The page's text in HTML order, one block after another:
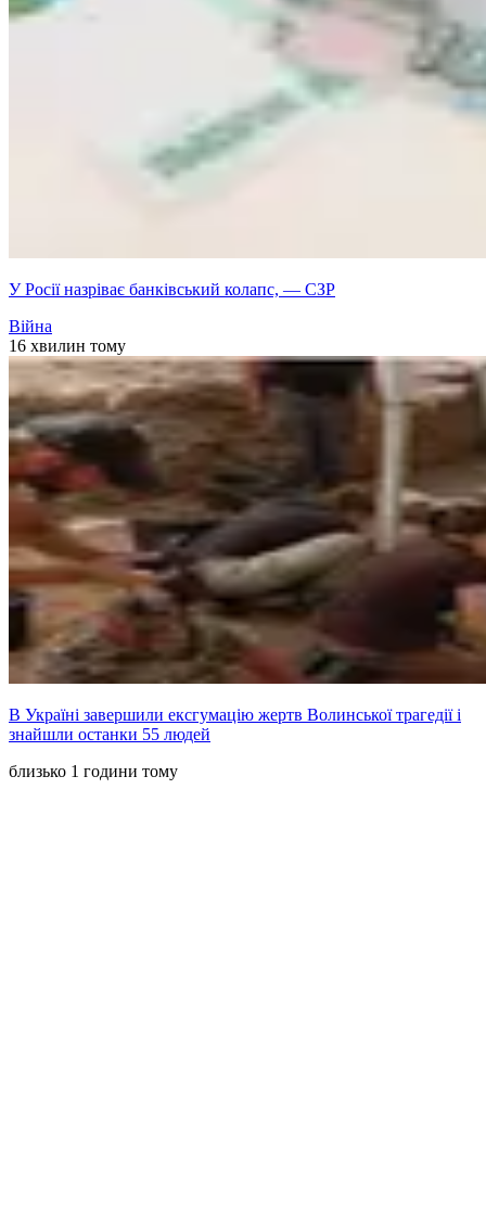
У Росії назріває банківський колапс, — СЗР
Війна
16 хвилин тому
В Україні завершили ексгумацію жертв Волинської трагедії і
знайшли останки 55 людей
близько 1 години тому